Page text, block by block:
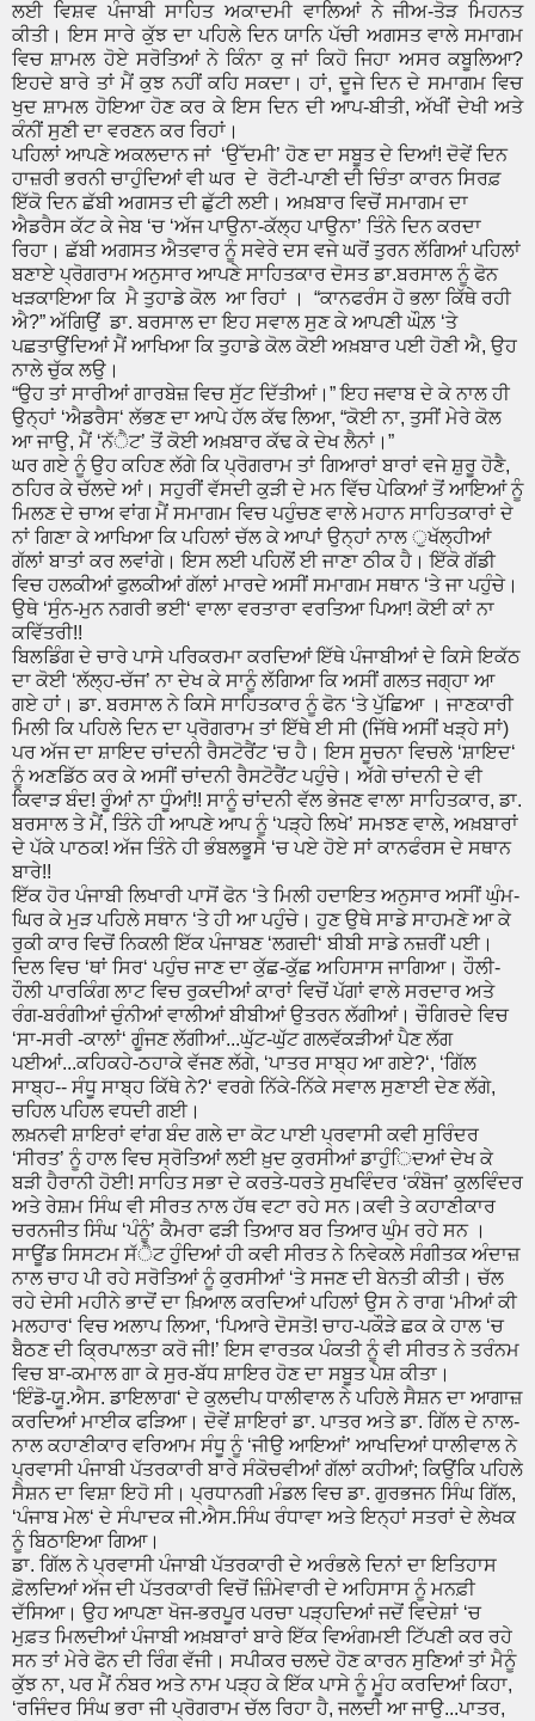
ਲਈ ਵਿਸ਼ਵ ਪੰਜਾਬੀ ਸਾਹਿਤ ਅਕਾਦਮੀ ਵਾਲਿਆਂ ਨੇ ਜੀਅ-ਤੋੜ ਮਿਹਨਤ
ਕੀਤੀ। ਇਸ ਸਾਰੇ ਕੁੱਝ ਦਾ ਪਹਿਲੇ ਦਿਨ ਯਾਨਿ ਪੱਚੀ ਅਗਸਤ ਵਾਲੇ ਸਮਾਗਮ
ਵਿਚ ਸ਼ਾਮਲ ਹੋਏ ਸਰੋਤਿਆਂ ਨੇ ਕਿੰਨਾ ਕੁ ਜਾਂ ਕਿਹੋ ਜਿਹਾ ਅਸਰ ਕਬੂਲਿਆ?
ਇਹਦੇ ਬਾਰੇ ਤਾਂ ਮੈਂ ਕੁਝ ਨਹੀਂ ਕਹਿ ਸਕਦਾ। ਹਾਂ, ਦੂਜੇ ਦਿਨ ਦੇ ਸਮਾਗਮ ਵਿਚ
ਖੁਦ ਸ਼ਾਮਲ ਹੋਇਆ ਹੋਣ ਕਰ ਕੇ ਇਸ ਦਿਨ ਦੀ ਆਪ-ਬੀਤੀ, ਅੱਖੀਂ ਦੇਖੀ ਅਤੇ
ਕੰਨੀਂ ਸੁਣੀ ਦਾ ਵਰਣਨ ਕਰ ਰਿਹਾਂ।
ਪਹਿਲਾਂ ਆਪਣੇ ਅਕਲਦਾਨ ਜਾਂ ‘ਉੱਦਮੀ’ ਹੋਣ ਦਾ ਸਬੂਤ ਦੇ ਦਿਆਂ! ਦੋਵੇਂ ਦਿਨ
ਹਾਜ਼ਰੀ ਭਰਨੀ ਚਾਹੁੰਦਿਆਂ ਵੀ ਘਰ ਦੇ ਰੋਟੀ-ਪਾਣੀ ਦੀ ਚਿੰਤਾ ਕਾਰਨ ਸਿਰਫ਼
ਇੱਕੋ ਦਿਨ ਛੱਬੀ ਅਗਸਤ ਦੀ ਛੁੱਟੀ ਲਈ। ਅਖ਼ਬਾਰ ਵਿਚੋਂ ਸਮਾਗਮ ਦਾ
ਐਡਰੈਸ ਕੱਟ ਕੇ ਜੇਬ ‘ਚ ‘ਅੱਜ ਪਾਉਨਾ-ਕੱਲ੍ਹ ਪਾਉਨਾ’ ਤਿੰਨੇ ਦਿਨ ਕਰਦਾ
ਰਿਹਾ। ਛੱਬੀ ਅਗਸਤ ਐਤਵਾਰ ਨੂੰ ਸਵੇਰੇ ਦਸ ਵਜੇ ਘਰੋਂ ਤੁਰਨ ਲੱਗਿਆਂ ਪਹਿਲਾਂ
ਬਣਾਏ ਪ੍ਰੋਗਰਾਮ ਅਨੁਸਾਰ ਆਪਣੇ ਸਾਹਿਤਕਾਰ ਦੋਸਤ ਡਾ.ਬਰਸਾਲ ਨੂੰ ਫੋਨ
ਖੜਕਾਇਆ ਕਿ ਮੈ ਤੁਹਾਡੇ ਕੋਲ ਆ ਰਿਹਾਂ । “ਕਾਨਫਰੰਸ ਹੋ ਭਲਾ ਕਿੱਥੇ ਰਹੀ
ਐ?” ਅੱਗਿਉਂ ਡਾ. ਬਰਸਾਲ ਦਾ ਇਹ ਸਵਾਲ ਸੁਣ ਕੇ ਆਪਣੀ ਘੌਲ਼ ‘ਤੇ
ਪਛਤਾਉਂਦਿਆਂ ਮੈਂ ਆਖਿਆ ਕਿ ਤੁਹਾਡੇ ਕੋਲ ਕੋਈ ਅਖ਼ਬਾਰ ਪਈ ਹੋਣੀ ਐ, ਉਹ
ਨਾਲੇ ਚੁੱਕ ਲਉ।
“ਉਹ ਤਾਂ ਸਾਰੀਆਂ ਗਾਰਬੇਜ਼ ਵਿਚ ਸੁੱਟ ਦਿੱਤੀਆਂ।” ਇਹ ਜਵਾਬ ਦੇ ਕੇ ਨਾਲ ਹੀ
ਉਨ੍ਹਾਂ ‘ਐਡਰੈਸ‘ ਲੱਭਣ ਦਾ ਆਪੇ ਹੱਲ ਕੱਢ ਲਿਆ, “ਕੋਈ ਨਾ, ਤੁਸੀਂ ਮੇਰੇ ਕੋਲ
ਆ ਜਾਉ, ਮੈਂ ‘ਨੱੈਟ’ ਤੋਂ ਕੋਈ ਅਖ਼ਬਾਰ ਕੱਢ ਕੇ ਦੇਖ ਲੈਨਾਂ।”
ਘਰ ਗਏ ਨੂੰ ਉਹ ਕਹਿਣ ਲੱਗੇ ਕਿ ਪ੍ਰੋਗਰਾਮ ਤਾਂ ਗਿਆਰਾਂ ਬਾਰਾਂ ਵਜੇ ਸ਼ੁਰੂ ਹੋਣੈ,
ਠਹਿਰ ਕੇ ਚੱਲਦੇ ਆਂ। ਸਹੁਰੀਂ ਵੱਸਦੀ ਕੁੜੀ ਦੇ ਮਨ ਵਿੱਚ ਪੇਕਿਆਂ ਤੋਂ ਆਇਆਂ ਨੂੰ
ਮਿਲਣ ਦੇ ਚਾਅ ਵਾਂਗ ਮੈਂ ਸਮਾਗਮ ਵਿਚ ਪਹੁੰਚਣ ਵਾਲੇ ਮਹਾਨ ਸਾਹਿਤਕਾਰਾਂ ਦੇ
ਨਾਂ ਗਿਣਾ ਕੇ ਆਖਿਆ ਕਿ ਪਹਿਲਾਂ ਚੱਲ ਕੇ ਆਪਾਂ ਉਨ੍ਹਾਂ ਨਾਲ ੁਖੱਲ੍ਹੀਆਂ
ਗੱਲਾਂ ਬਾਤਾਂ ਕਰ ਲਵਾਂਗੇ। ਇਸ ਲਈ ਪਹਿਲੋਂ ਈ ਜਾਣਾ ਠੀਕ ਹੈ। ਇੱਕੋ ਗੱਡੀ
ਵਿਚ ਹਲਕੀਆਂ ਫੁਲਕੀਆਂ ਗੱਲਾਂ ਮਾਰਦੇ ਅਸੀਂ ਸਮਾਗਮ ਸਥਾਨ ‘ਤੇ ਜਾ ਪਹੁੰਚੇ।
ਉਥੇ ‘ਸੁੰਨ-ਮੁਨ ਨਗਰੀ ਭਈ‘ ਵਾਲਾ ਵਰਤਾਰਾ ਵਰਤਿਆ ਪਿਆ! ਕੋਈ ਕਾਂ ਨਾ
ਕਵਿੱਤਰੀ!!
ਬਿਲਡਿੰਗ ਦੇ ਚਾਰੇ ਪਾਸੇ ਪਰਿਕਰਮਾ ਕਰਦਿਆਂ ਇੱਥੇ ਪੰਜਾਬੀਆਂ ਦੇ ਕਿਸੇ ਇਕੱਠ
ਦਾ ਕੋਈ ‘ਲੱਲ੍ਹ-ਚੱਜ’ ਨਾ ਦੇਖ ਕੇ ਸਾਨੂੰ ਲੱਗਿਆ ਕਿ ਅਸੀਂ ਗਲਤ ਜਗ੍ਹਾ ਆ
ਗਏ ਹਾਂ। ਡਾ. ਬਰਸਾਲ ਨੇ ਕਿਸੇ ਸਾਹਿਤਕਾਰ ਨੂੰ ਫੋਨ ‘ਤੇ ਪੁੱਛਿਆ । ਜਾਣਕਾਰੀ
ਮਿਲੀ ਕਿ ਪਹਿਲੇ ਦਿਨ ਦਾ ਪ੍ਰੋਗਰਾਮ ਤਾਂ ਇੱਥੇ ਈ ਸੀ (ਜਿੱਥੇ ਅਸੀਂ ਖੜ੍ਹੇ ਸਾਂ)
ਪਰ ਅੱਜ ਦਾ ਸ਼ਾਇਦ ਚਾਂਦਨੀ ਰੈਸਟੋਰੈਂਟ ‘ਚ ਹੈ। ਇਸ ਸੂਚਨਾ ਵਿਚਲੇ ‘ਸ਼ਾਇਦ‘
ਨੂੰ ਅਣਡਿੱਠ ਕਰ ਕੇ ਅਸੀਂ ਚਾਂਦਨੀ ਰੈਸਟੋਰੈਂਟ ਪਹੁੰਚੇ। ਅੱਗੇ ਚਾਂਦਨੀ ਦੇ ਵੀ
ਕਿਵਾੜ ਬੰਦ! ਰੂੰਆਂ ਨਾ ਧੂੰਆਂ!! ਸਾਨੂੰ ਚਾਂਦਨੀ ਵੱਲ ਭੇਜਣ ਵਾਲਾ ਸਾਹਿਤਕਾਰ, ਡਾ.
ਬਰਸਾਲ ਤੇ ਮੈਂ, ਤਿੰਨੇ ਹੀ ਆਪਣੇ ਆਪ ਨੂੰ ‘ਪੜ੍ਹੇ ਲਿਖੇ’ ਸਮਝਣ ਵਾਲੇ, ਅਖ਼ਬਾਰਾਂ
ਦੇ ਪੱਕੇ ਪਾਠਕ! ਅੱਜ ਤਿੰਨੇ ਹੀ ਭੰਬਲਭੂਸੇ ‘ਚ ਪਏ ਹੋਏ ਸਾਂ ਕਾਨਫੰਰਸ ਦੇ ਸਥਾਨ
ਬਾਰੇ!!
ਇੱਕ ਹੋਰ ਪੰਜਾਬੀ ਲਿਖਾਰੀ ਪਾਸੋਂ ਫੋਨ ‘ਤੇ ਮਿਲੀ ਹਦਾਇਤ ਅਨੁਸਾਰ ਅਸੀਂ ਘੁੰਮ-
ਘਿਰ ਕੇ ਮੁੜ ਪਹਿਲੇ ਸਥਾਨ ‘ਤੇ ਹੀ ਆ ਪਹੁੰਚੇ। ਹੁਣ ਉਥੇ ਸਾਡੇ ਸਾਹਮਣੇ ਆ ਕੇ
ਰੁਕੀ ਕਾਰ ਵਿਚੋਂ ਨਿਕਲੀ ਇੱਕ ਪੰਜਾਬਣ ‘ਲਗਦੀ‘ ਬੀਬੀ ਸਾਡੇ ਨਜ਼ਰੀਂ ਪਈ।
ਦਿਲ ਵਿਚ ‘ਥਾਂ ਸਿਰ‘ ਪਹੁੰਚ ਜਾਣ ਦਾ ਕੁੱਛ-ਕੁੱਛ ਅਹਿਸਾਸ ਜਾਗਿਆ। ਹੌਲੀ-
ਹੌਲੀ ਪਾਰਕਿੰਗ ਲਾਟ ਵਿਚ ਰੁਕਦੀਆਂ ਕਾਰਾਂ ਵਿਚੋਂ ਪੱਗਾਂ ਵਾਲੇ ਸਰਦਾਰ ਅਤੇ
ਰੰਗ-ਬਰੰਗੀਆਂ ਚੁੰਨੀਆਂ ਵਾਲੀਆਂ ਬੀਬੀਆਂ ਉਤਰਨ ਲੱਗੀਆਂ। ਚੌਗਿਰਦੇ ਵਿਚ
‘ਸਾ-ਸਰੀ -ਕਾਲਾਂ‘ ਗੂੰਜਣ ਲੱਗੀਆਂ...ਘੁੱਟ-ਘੁੱਟ ਗਲਵੱਕੜੀਆਂ ਪੈਣ ਲੱਗ
ਪਈਆਂ...ਕਹਿਕਹੇ-ਠਹਾਕੇ ਵੱਜਣ ਲੱਗੇ, ‘ਪਾਤਰ ਸਾਬ੍ਹ ਆ ਗਏ?‘, ‘ਗਿੱਲ
ਸਾਬ੍ਹ-- ਸੰਧੂ ਸਾਬ੍ਹ ਕਿੱਥੇ ਨੇ?‘ ਵਰਗੇ ਨਿੱਕੇ-ਨਿੱਕੇ ਸਵਾਲ ਸੁਣਾਈ ਦੇਣ ਲੱਗੇ,
ਚਹਿਲ ਪਹਿਲ ਵਧਦੀ ਗਈ।
ਲਖ਼ਨਵੀ ਸ਼ਾਇਰਾਂ ਵਾਂਗ ਬੰਦ ਗਲੇ ਦਾ ਕੋਟ ਪਾਈ ਪ੍ਰਵਾਸੀ ਕਵੀ ਸੁਰਿੰਦਰ
‘ਸੀਰਤ’ ਨੂੰ ਹਾਲ ਵਿਚ ਸ੍ਰੋਤਿਆਂ ਲਈ ਖ਼ੁਦ ਕੁਰਸੀਆਂ ਡਾਹੁੰਿਦਆਂ ਦੇਖ ਕੇ
ਬੜੀ ਹੈਰਾਨੀ ਹੋਈ! ਸਾਹਿਤ ਸਭਾ ਦੇ ਕਰਤੇ-ਧਰਤੇ ਸੁਖਵਿੰਦਰ ‘ਕੰਬੋਜ’ ਕੁਲਵਿੰਦਰ
ਅਤੇ ਰੇਸ਼ਮ ਸਿੰਘ ਵੀ ਸੀਰਤ ਨਾਲ ਹੱਥ ਵਟਾ ਰਹੇ ਸਨ।ਕਵੀ ਤੇ ਕਹਾਣੀਕਾਰ
ਚਰਨਜੀਤ ਸਿੰਘ ‘ਪੰਨੂੰ’ ਕੈਮਰਾ ਫੜੀ ਤਿਆਰ ਬਰ ਤਿਆਰ ਘੁੰਮ ਰਹੇ ਸਨ ।
ਸਾਊਂਡ ਸਿਸਟਮ ਸੱੈਟ ਹੁੰਦਿਆਂ ਹੀ ਕਵੀ ਸੀਰਤ ਨੇ ਨਿਵੇਕਲੇ ਸੰਗੀਤਕ ਅੰਦਾਜ਼
ਨਾਲ ਚਾਹ ਪੀ ਰਹੇ ਸਰੋਤਿਆਂ ਨੂੰ ਕੁਰਸੀਆਂ ‘ਤੇ ਸਜਣ ਦੀ ਬੇਨਤੀ ਕੀਤੀ। ਚੱਲ
ਰਹੇ ਦੇਸੀ ਮਹੀਨੇ ਭਾਦੋਂ ਦਾ ਖ਼ਿਆਲ ਕਰਦਿਆਂ ਪਹਿਲਾਂ ਉਸ ਨੇ ਰਾਗ ‘ਮੀਆਂ ਕੀ
ਮਲਹਾਰ‘ ਵਿਚ ਅਲਾਪ ਲਿਆ, ‘ਪਿਆਰੇ ਦੋਸਤੋ! ਚਾਹ-ਪਕੌੜੇ ਛਕ ਕੇ ਹਾਲ ‘ਚ
ਬੈਠਣ ਦੀ ਕ੍ਰਿਪਾਲਤਾ ਕਰੋ ਜੀ!’ ਇਸ ਵਾਰਤਕ ਪੰਕਤੀ ਨੂੰ ਵੀ ਸੀਰਤ ਨੇ ਤਰੰਨਮ
ਵਿਚ ਬਾ-ਕਮਾਲ ਗਾ ਕੇ ਸੁਰ-ਬੱਧ ਸ਼ਾਇਰ ਹੋਣ ਦਾ ਸਬੂਤ ਪੇਸ਼ ਕੀਤਾ।
‘ਇੰਡੋ-ਯੂ.ਐਸ. ਡਾਇਲਾਗ‘ ਦੇ ਕੁਲਦੀਪ ਧਾਲੀਵਾਲ ਨੇ ਪਹਿਲੇ ਸੈਸ਼ਨ ਦਾ ਆਗਾਜ਼
ਕਰਦਿਆਂ ਮਾਈਕ ਫੜਿਆ। ਦੋਵੇਂ ਸ਼ਾਇਰਾਂ ਡਾ. ਪਾਤਰ ਅਤੇ ਡਾ. ਗਿੱਲ ਦੇ ਨਾਲ-
ਨਾਲ ਕਹਾਣੀਕਾਰ ਵਰਿਆਮ ਸੰਧੂ ਨੂੰ ‘ਜੀਉ ਆਇਆਂ’ ਆਖਦਿਆਂ ਧਾਲੀਵਾਲ ਨੇ
ਪ੍ਰਵਾਸੀ ਪੰਜਾਬੀ ਪੱਤਰਕਾਰੀ ਬਾਰੇ ਸੰਕੋਚਵੀਆਂ ਗੱਲਾਂ ਕਹੀਆਂ; ਕਿਉਂਕਿ ਪਹਿਲੇ
ਸੈਸ਼ਨ ਦਾ ਵਿਸ਼ਾ ਇਹੋ ਸੀ। ਪ੍ਰਧਾਨਗੀ ਮੰਡਲ ਵਿਚ ਡਾ. ਗੁਰਭਜਨ ਸਿੰਘ ਗਿੱਲ,
‘ਪੰਜਾਬ ਮੇਲ‘ ਦੇ ਸੰਪਾਦਕ ਜੀ.ਐਸ.ਸਿੰਘ ਰੰਧਾਵਾ ਅਤੇ ਇਨ੍ਹਾਂ ਸਤਰਾਂ ਦੇ ਲੇਖਕ
ਨੂੰ ਬਿਠਾਇਆ ਗਿਆ।
ਡਾ. ਗਿੱਲ ਨੇ ਪ੍ਰਵਾਸੀ ਪੰਜਾਬੀ ਪੱਤਰਕਾਰੀ ਦੇ ਅਰੰਭਲੇ ਦਿਨਾਂ ਦਾ ਇਤਿਹਾਸ
ਫ਼ੋਲਦਿਆਂ ਅੱਜ ਦੀ ਪੱਤਰਕਾਰੀ ਵਿਚੋਂ ਜ਼ਿੰਮੇਵਾਰੀ ਦੇ ਅਹਿਸਾਸ ਨੂੰ ਮਨਫ਼ੀ
ਦੱਸਿਆ। ਉਹ ਆਪਣਾ ਖੋਜ-ਭਰਪੂਰ ਪਰਚਾ ਪੜ੍ਹਦਿਆਂ ਜਦੋਂ ਵਿਦੇਸ਼ਾਂ ‘ਚ
ਮੁਫ਼ਤ ਮਿਲਦੀਆਂ ਪੰਜਾਬੀ ਅਖ਼ਬਾਰਾਂ ਬਾਰੇ ਇੱਕ ਵਿਅੰਗਮਈ ਟਿੱਪਣੀ ਕਰ ਰਹੇ
ਸਨ ਤਾਂ ਮੇਰੇ ਫੋਨ ਦੀ ਰਿੰਗ ਵੱਜੀ। ਸਪੀਕਰ ਚਲਦੇ ਹੋਣ ਕਾਰਨ ਸੁਣਿਆਂ ਤਾਂ ਮੈਨੂੰ
ਕੁੱਝ ਨਾ, ਪਰ ਮੈਂ ਨੰਬਰ ਅਤੇ ਨਾਮ ਪੜ੍ਹ ਕੇ ਇੱਕ ਪਾਸੇ ਨੂੰ ਮੂੰਹ ਕਰਦਿਆਂ ਕਿਹਾ,
‘ਰਜਿੰਦਰ ਸਿੰਘ ਭਰਾ ਜੀ ਪ੍ਰੋਗਰਾਮ ਚੱਲ ਰਿਹਾ ਹੈ, ਜਲਦੀ ਆ ਜਾਉ...ਪਾਤਰ,